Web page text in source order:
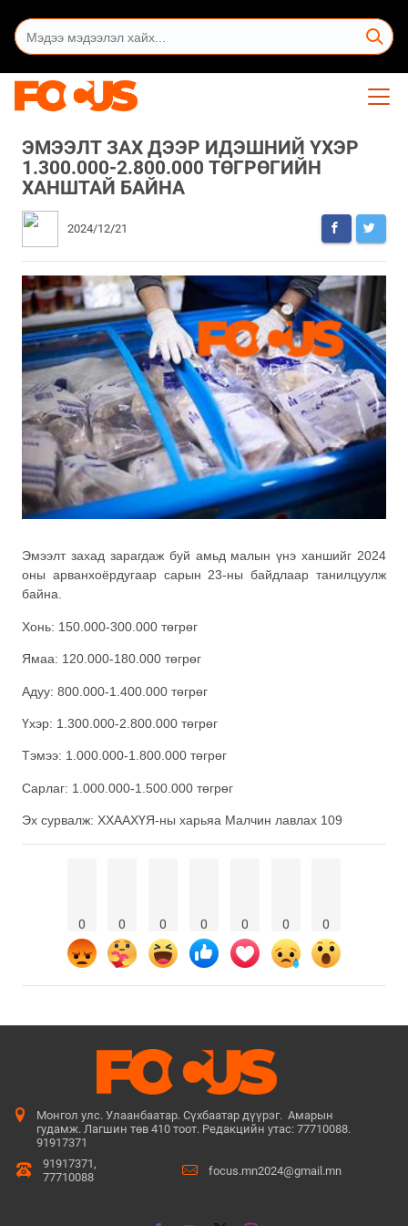
ЭМЭЭЛТ ЗАХ ДЭЭР ИДЭШНИЙ ҮХЭР
1.300.000-2.800.000 ТӨГРӨГИЙН
ХАНШТАЙ БАЙНА
2024/12/21
Эмээлт захад зарагдаж буй амьд малын үнэ ханшийг 2024
оны арванхоёрдугаар сарын 23-ны байдлаар танилцуулж
байна.
Хонь: 150.000-300.000 төгрөг
Ямаа: 120.000-180.000 төгрөг
Адуу: 800.000-1.400.000 төгрөг
Үхэр: 1.300.000-2.800.000 төгрөг
Тэмээ: 1.000.000-1.800.000 төгрөг
Сарлаг: 1.000.000-1.500.000 төгрөг
Эх сурвалж: ХХААХҮЯ-ны харьяа Малчин лавлах 109
0 0 0 0 0 0 0
Монгол улс. Улаанбаатар. Сүхбаатар дүүрэг. Амарын
гудамж. Лагшин төв 410 тоот. Редакцийн утас: 77710088.
91917371
91917371,
77710088
focus.mn2024@gmail.mn